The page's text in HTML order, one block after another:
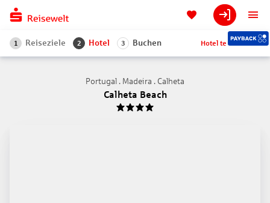
1 Reiseziele 2 Hotel 3 Buchen Hotel teilen
Portugal . Madeira . Calheta
Calheta Beach
4